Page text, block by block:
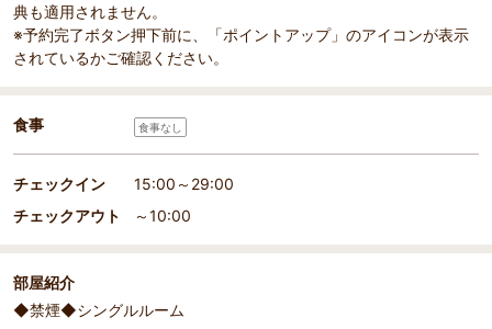
典も適用されません。
※予約完了ボタン押下前に、「ポイントアップ」のアイコンが表示
されているかご確認ください。
食事 食事なし
チェックイン
15:00～29:00
チェックアウト
～10:00
部屋紹介
◆禁煙◆シングルルーム